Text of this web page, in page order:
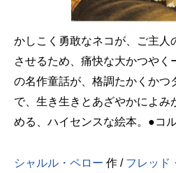
かしこく勇敢なネコが、ご主人
させるため、痛快な大かつやく
の名作童話が、格調たかくかつ
で、生き生きとあざやかによみ
める、ハイセンスな絵本。●コ
シャルル・ペロー 作 / フレッド